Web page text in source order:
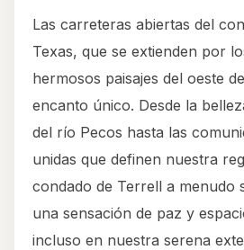
Las carreteras abiertas del
Texas, que se extienden por
hermosos paisajes del oeste
encanto único. Desde la
del río Pecos hasta las
unidas que definen nuestra
condado de Terrell a menudo
una sensación de paz y
incluso en nuestra serena